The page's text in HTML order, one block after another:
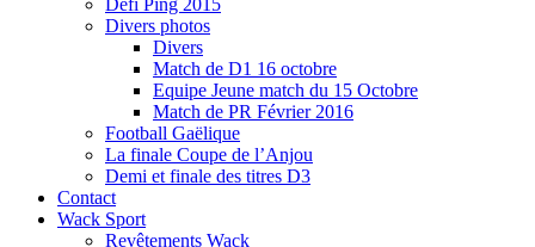
Divers photos
Divers
Match de D1 16 octobre
Equipe Jeune match du 15 Octobre
Match de PR Février 2016
Football Gaëlique
La finale Coupe de l’Anjou
Demi et finale des titres D3
Contact
Wack Sport
Revêtements Wack